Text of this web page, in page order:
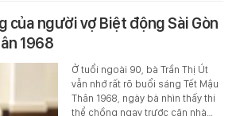
của người vợ Biệt động Sài Gòn
1968
Ở tuổi ngoài 90, bà Trần Thị Út
vẫn nhớ rất rõ buổi sáng Tết Mậu
Thân 1968, ngày bà nhìn thấy thi
thể chồng ngay trước căn nhà…